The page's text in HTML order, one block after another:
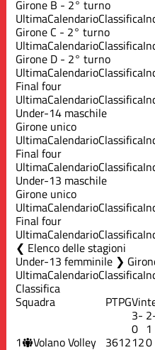
Girone B - 2° turno
UltimaCalendarioClassifica
Girone C - 2° turno
UltimaCalendarioClassifica
Girone D - 2° turno
UltimaCalendarioClassifica
Final four
UltimaCalendarioClassifica
Under-14 maschile
Girone unico
UltimaCalendarioClassifica
Final four
UltimaCalendarioClassifica
Under-13 maschile
Girone unico
UltimaCalendarioClassifica
Final four
UltimaCalendarioClassifica
Elenco delle stagioni
Under-13 femminile ❯
UltimaCalendarioClassifica
Classifica
Squadra PTPG
3-
0 1
1
Volano Volley 3612120